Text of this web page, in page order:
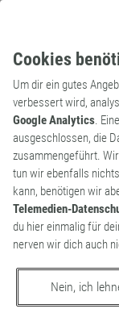
Cookies
Um dir ein gutes
verbessert wird,
Google Analytics.
ausgeschlossen, die
zusammengeführt.
tun wir ebenfalls
kann, benötigen wir
Telemedien-
du hier einmalig für
nerven wir dich auch
Nein, ich
Wortkünstler